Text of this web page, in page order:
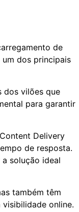
de
dos principais
dos vilões que
para garantir
Delivery
de resposta.
solução ideal
também têm
visibilidade online.